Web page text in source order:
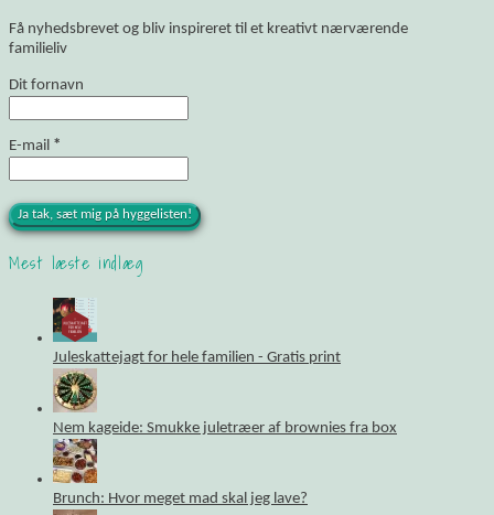
Få nyhedsbrevet og bliv inspireret til et kreativt nærværende
familieliv
Dit fornavn
E-mail *
Mest læste indlæg
Juleskattejagt for hele familien - Gratis print
Nem kageide: Smukke juletræer af brownies fra box
Brunch: Hvor meget mad skal jeg lave?